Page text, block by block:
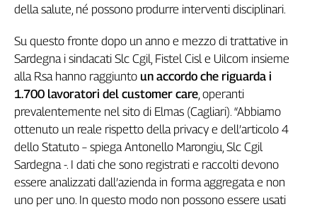
della salute, né possono produrre interventi disciplinari.
Su questo fronte dopo un anno e mezzo di trattative in
Sardegna i sindacati Slc Cgil, Fistel Cisl e Uilcom insieme
alla Rsa hanno raggiunto un accordo che riguarda i
1.700 lavoratori del customer care , operanti
prevalentemente nel sito di Elmas (Cagliari). “Abbiamo
ottenuto un reale rispetto della privacy e dell’articolo 4
dello Statuto – spiega Antonello Marongiu, Slc Cgil
Sardegna -. I dati che sono registrati e raccolti devono
essere analizzati dall’azienda in forma aggregata e non
uno per uno. In questo modo non possono essere usati